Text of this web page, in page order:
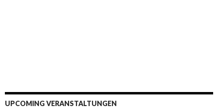
UPCOMING VERANSTALTUNGEN